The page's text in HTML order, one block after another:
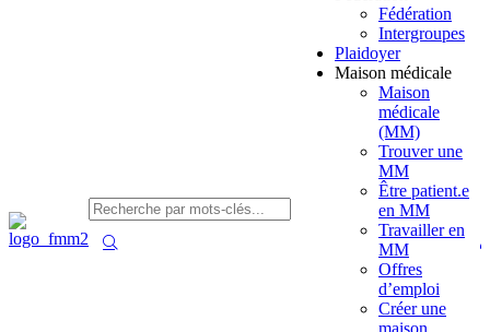
Fédération
Intergroupes
Plaidoyer
Maison médicale
Maison
médicale
(MM)
Trouver une
MM
Être patient.e
en MM
Travailler en
MM
Offres
d’emploi
Créer une
maison